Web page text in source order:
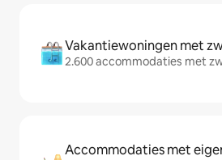
Vakantiewoningen met
2.600 accommodaties met
Accommodaties met